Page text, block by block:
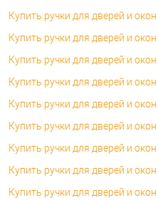
Купить ручки для дверей и
Купить ручки для дверей и
Купить ручки для дверей и
Купить ручки для дверей и
Купить ручки для дверей и
Купить ручки для дверей и
Купить ручки для дверей и
Купить ручки для дверей и
Купить ручки для дверей и